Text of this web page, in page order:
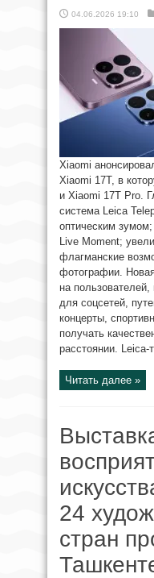
04.06.2026 19:10
Xiaomi
Xiaomi 17T, в
и Xiaomi 17T Pro.
система Leica
оптическим
Live Moment;
флагманские
фотографии.
на
для соцсетей,
концерты,
получать
расстоянии.
Читать далее »
24
стран